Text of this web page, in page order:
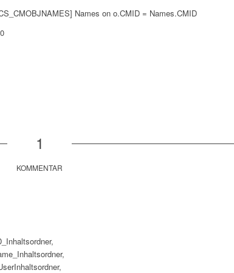
Names on o.CMID = Names.CMID
1
KOMMENTAR